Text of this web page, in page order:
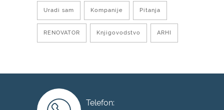
Uradi sam Kompanije Pitanja
RENOVATOR Knjigovodstvo ARHI
Telefon: